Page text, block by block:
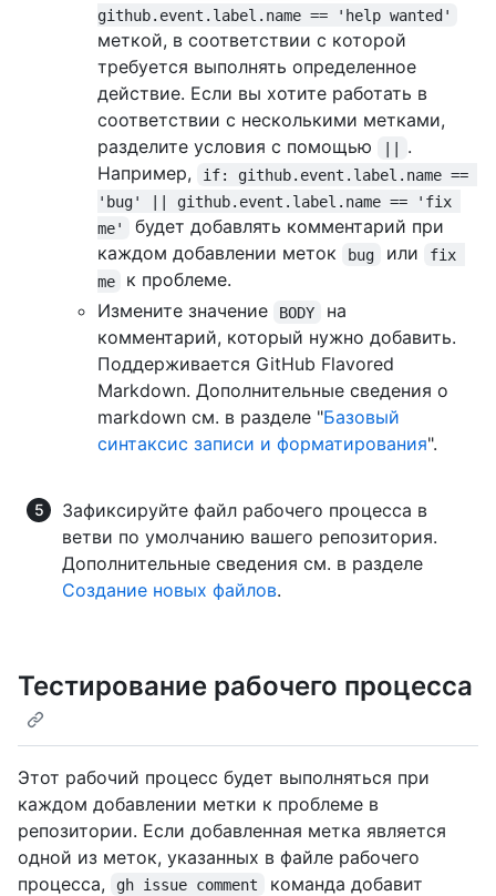
github.event.label.name == 'help wanted'
меткой, в соответствии с которой
требуется выполнять определенное
действие. Если вы хотите работать в
соответствии с несколькими метками,
разделите условия с помощью
||
.
Например,
if: github.event.label.name ==
'bug' || github.event.label.name == 'fix
me'
будет добавлять комментарий при
каждом добавлении меток
bug или
fix
me
к проблеме.
Измените значение
BODY
на
комментарий, который нужно добавить.
Поддерживается GitHub Flavored
Markdown. Дополнительные сведения о
markdown см. в разделе "Базовый
синтаксис записи и форматирования".
Зафиксируйте файл рабочего процесса в
ветви по умолчанию вашего репозитория.
Дополнительные сведения см. в разделе
Создание новых файлов.
Тестирование рабочего процесса
Этот рабочий процесс будет выполняться при
каждом добавлении метки к проблеме в
репозитории. Если добавленная метка является
одной из меток, указанных в файле рабочего
процесса,
gh issue comment
команда добавит